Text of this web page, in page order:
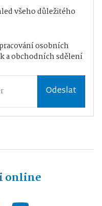
všeho důležitého
osobních
a obchodních sdělení
Odeslat
online